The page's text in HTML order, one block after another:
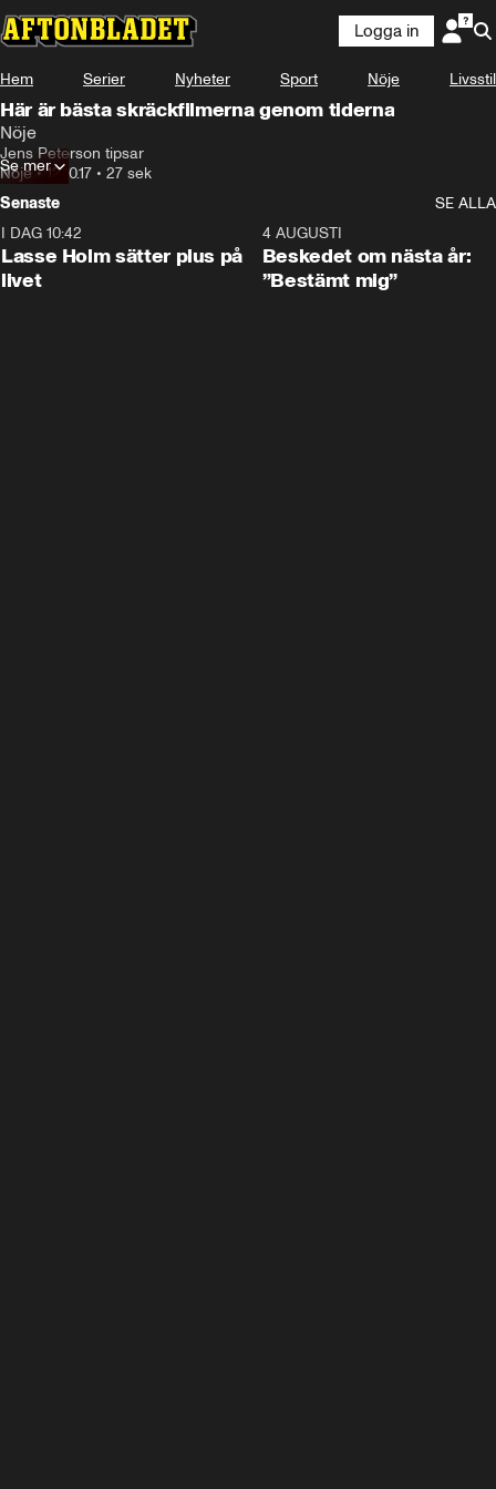
Logga in
Hem Serier Nyheter Sport Nöje Livsstil
Här är bästa skräckfilmerna genom tiderna
Nöje
Jens Peterson tipsar
Nöje•12.10.17 • 27 sek
Se mer
Senaste
SE ALLA
I DAG 10:42
Lasse Holm sätter plus på
livet
4 AUGUSTI
Beskedet om nästa år:
”Bestämt mig”